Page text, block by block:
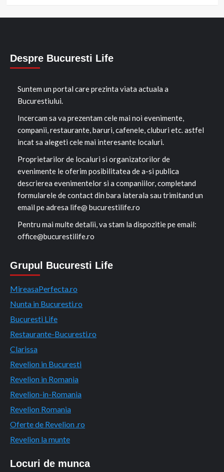
Despre Bucuresti Life
Suntem un portal care prezinta viata actuala a
Bucurestiului.
Incercam sa va prezentam cele mai noi evenimente,
companii, restaurante, baruri, cafenele, cluburi etc. astfel
incat sa alegeti cele mai interesante localuri.
Proprietarilor de localuri si organizatorilor de
evenimente le oferim posibilitatea de a-si publica
descrierea evenimentelor si a companiilor, completand
formularele de contact din bara laterala sau trimitand un
email pe adresa life@ bucurestilife.ro
Pentru mai multe detalii, va stam la dispozitie pe email:
office@bucurestilife.ro
Grupul Bucuresti Life
MireasaPerfecta.ro
Nunta in Bucuresti.ro
Bucuresti Life
Restaurante-Bucuresti.ro
Clarissa
Revelion in Bucuresti
Revelion in Romania
Revelion-in-Romania
Revelion Romania
Oferte de Revelion .ro
Revelion la munte
Locuri de munca